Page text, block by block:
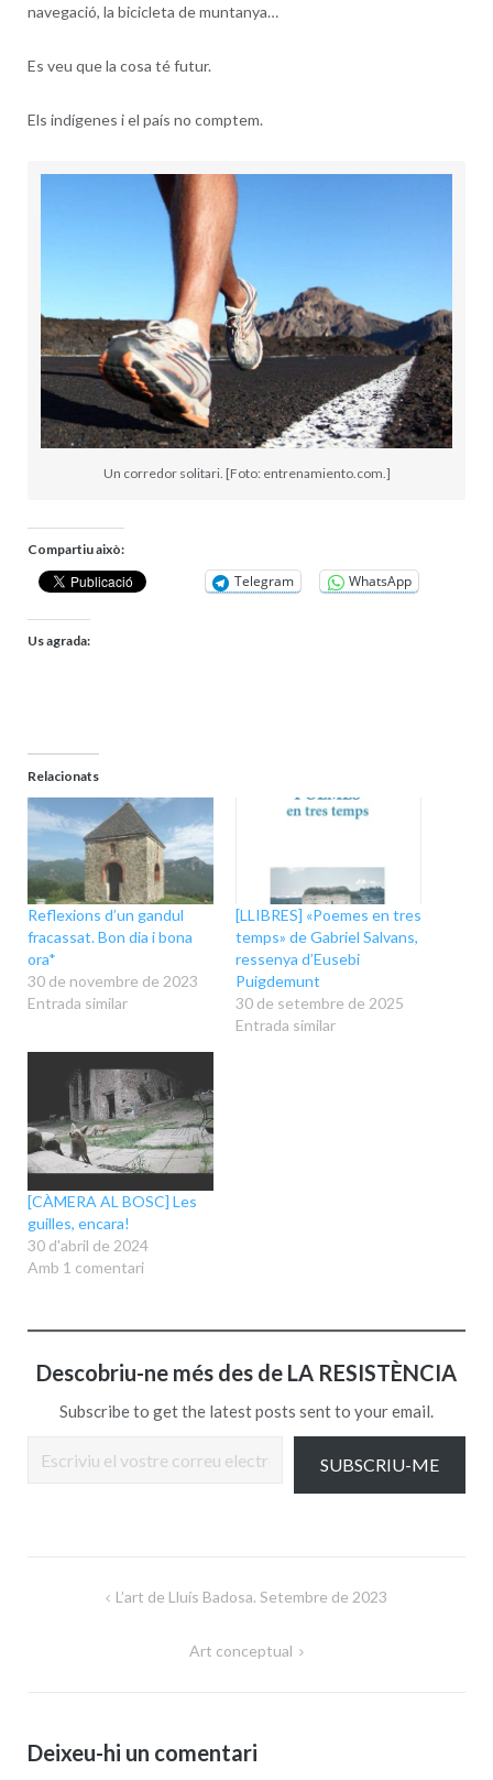
navegació, la bicicleta de muntanya…
Es veu que la cosa té futur.
Els indígenes i el país no comptem.
Un corredor solitari. [Foto: entrenamiento.com.]
Compartiu això:
Telegram WhatsApp
Us agrada:
Relacionats
Reflexions d’un gandul
fracassat. Bon dia i bona
ora*
30 de novembre de 2023
Entrada similar
[LLIBRES] «Poemes en tres
temps» de Gabriel Salvans,
ressenya d’Eusebi
Puigdemunt
30 de setembre de 2025
Entrada similar
[CÀMERA AL BOSC] Les
guilles, encara!
30 d'abril de 2024
Amb 1 comentari
Descobriu-ne més des de LA RESISTÈNCIA
Subscribe to get the latest posts sent to your email.
SUBSCRIU-ME
NavegacióL’art de Lluís Badosa. Setembre de 2023
Art conceptual
Deixeu-hi un comentari